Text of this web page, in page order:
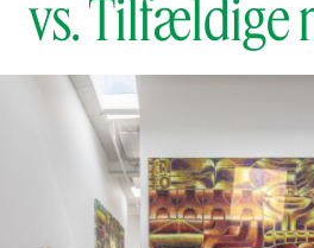
vs. Tilfældige